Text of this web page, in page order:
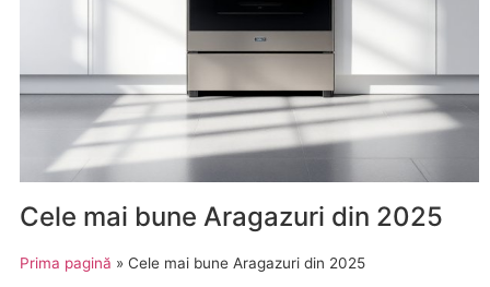
Cele mai bune Aragazuri din 2025
Prima pagină » Cele mai bune Aragazuri din 2025